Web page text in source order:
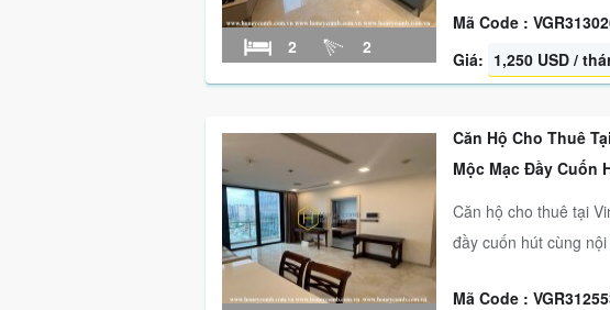
2 2
Mã Code :
Giá: 1,250 USD /
Căn Hộ Cho Thuê
Mộc Mạc Đầy Cuốn
Căn hộ cho thuê tại
đầy cuốn hút cùng
Mã Code :